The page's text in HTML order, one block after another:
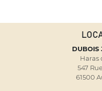
DUBOIS
Haras
547
61500